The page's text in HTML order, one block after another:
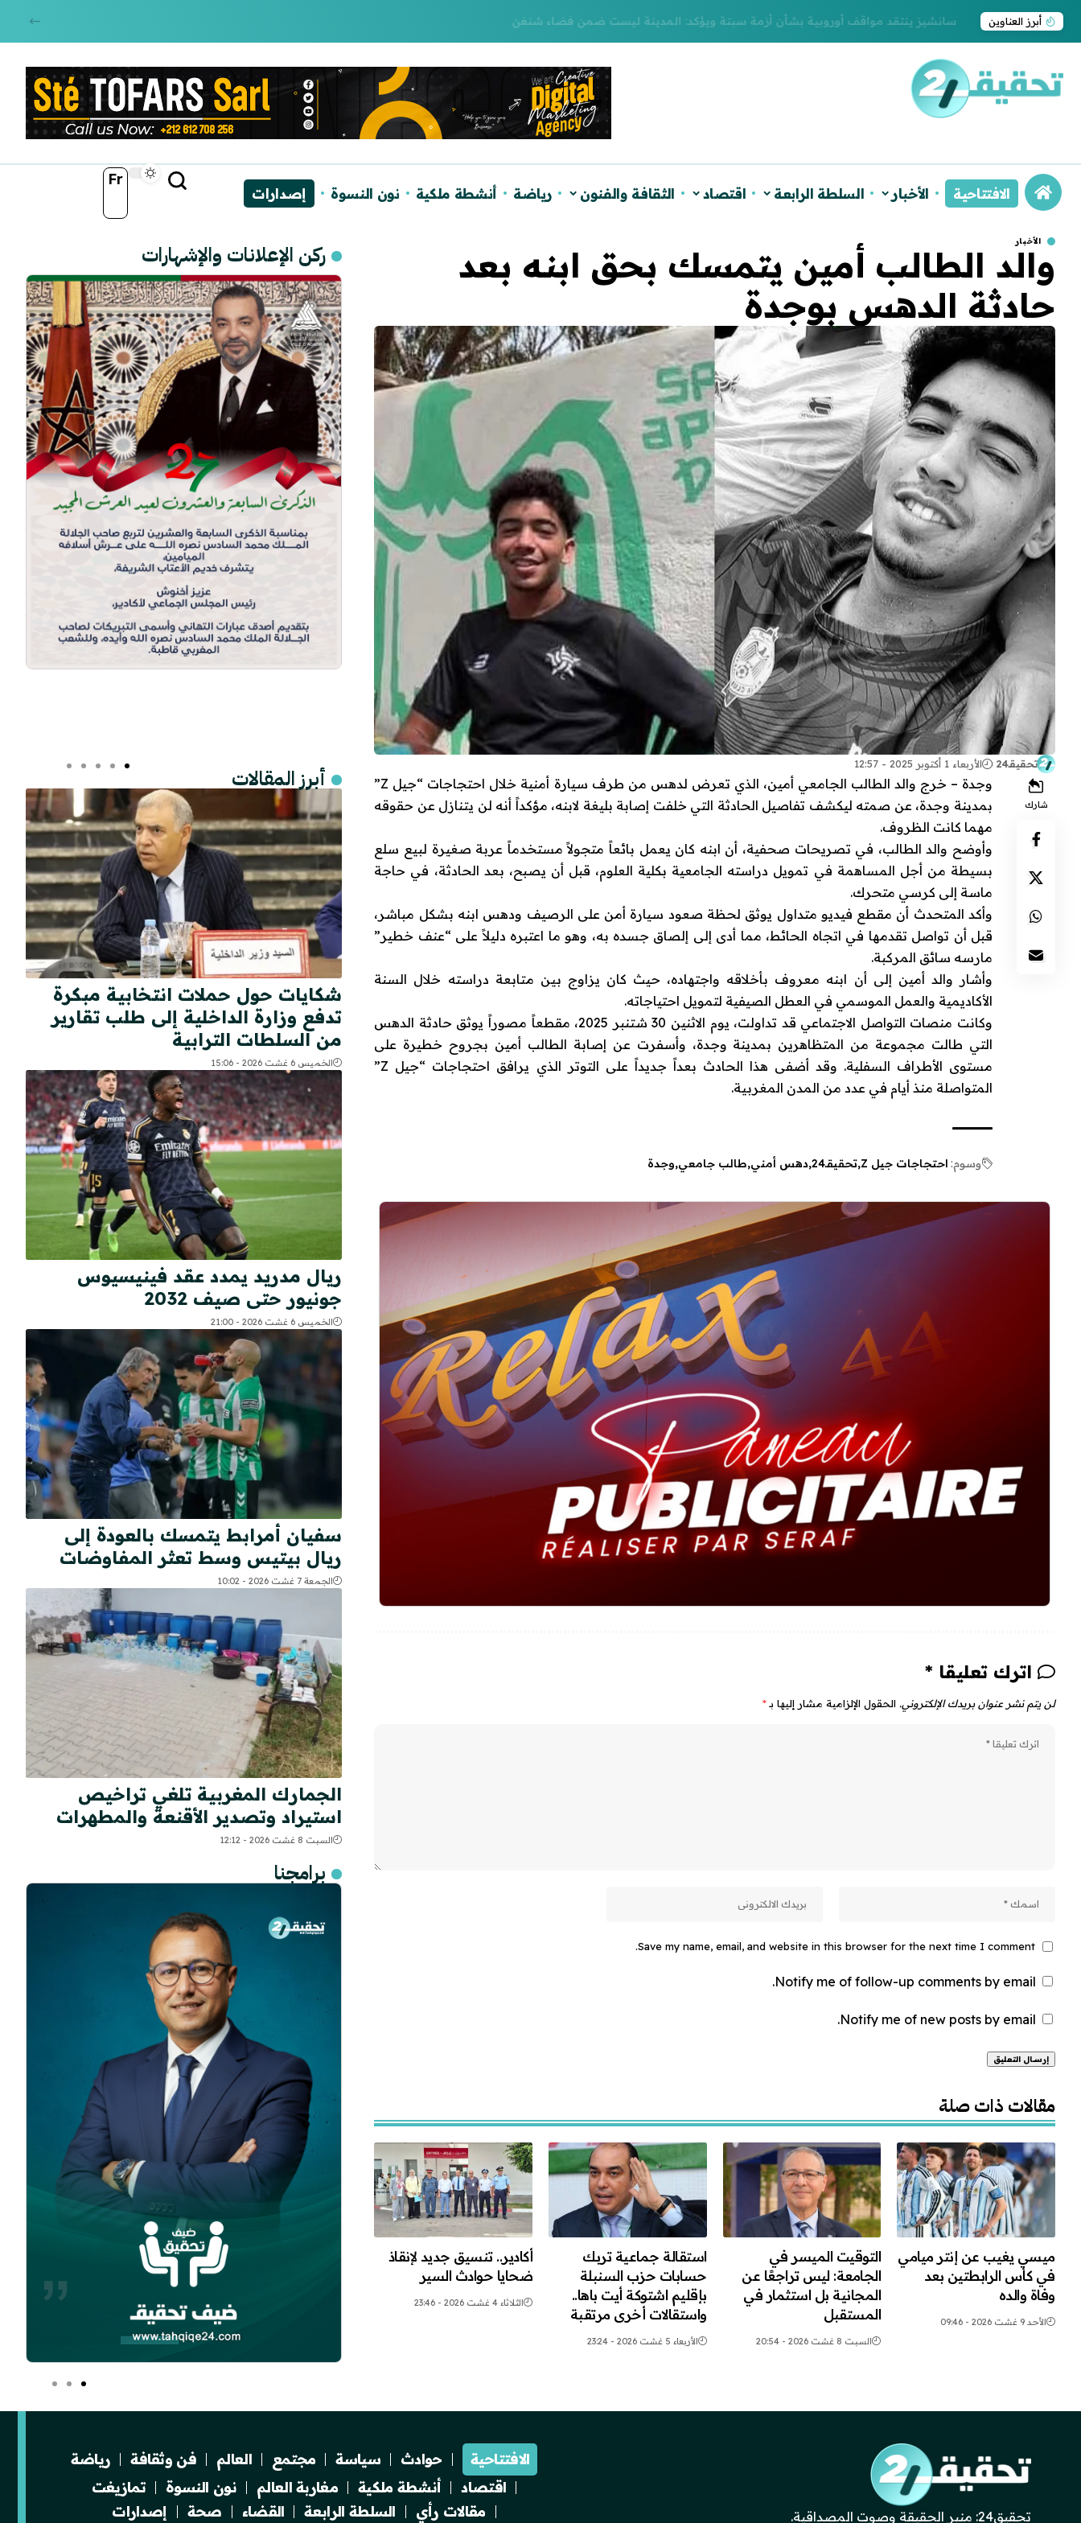
أبرز العناوين سانشيز ينتقد مواقف أوروبية بشأن أزمة سبتة ويؤكد: المدينة ليست ضمن فضاء شنغن
Fr
الافتتاحية الأخبار السلطة الرابعة اقتصاد الثقافة والفنون رياضة أنشطة ملكية نون النسوة إصدارات
الأخبار
والد الطالب أمين يتمسك بحق ابنه بعد
حادثة الدهس بوجدة
تحقيقـ24 الأربعاء 1 أكتوبر 2025 - 12:57
شارك
وجدة – خرج والد الطالب الجامعي أمين، الذي تعرض لدهس من طرف سيارة أمنية خلال احتجاجات “جيل Z”
بمدينة وجدة، عن صمته ليكشف تفاصيل الحادثة التي خلفت إصابة بليغة لابنه، مؤكداً أنه لن يتنازل عن حقوقه
مهما كانت الظروف.
وأوضح والد الطالب، في تصريحات صحفية، أن ابنه كان يعمل بائعاً متجولاً مستخدماً عربة صغيرة لبيع سلع
بسيطة من أجل المساهمة في تمويل دراسته الجامعية بكلية العلوم، قبل أن يصبح، بعد الحادثة، في حاجة
ماسة إلى كرسي متحرك.
وأكد المتحدث أن مقطع فيديو متداول يوثق لحظة صعود سيارة أمن على الرصيف ودهس ابنه بشكل مباشر،
قبل أن تواصل تقدمها في اتجاه الحائط، مما أدى إلى إلصاق جسده به، وهو ما اعتبره دليلاً على “عنف خطير”
مارسه سائق المركبة.
وأشار والد أمين إلى أن ابنه معروف بأخلاقه واجتهاده، حيث كان يزاوج بين متابعة دراسته خلال السنة
الأكاديمية والعمل الموسمي في العطل الصيفية لتمويل احتياجاته.
وكانت منصات التواصل الاجتماعي قد تداولت، يوم الاثنين 30 شتنبر 2025، مقطعاً مصوراً يوثق حادثة الدهس
التي طالت مجموعة من المتظاهرين بمدينة وجدة، وأسفرت عن إصابة الطالب أمين بجروح خطيرة على
مستوى الأطراف السفلية. وقد أضفى هذا الحادث بعداً جديداً على التوتر الذي يرافق احتجاجات “جيل Z”
المتواصلة منذ أيام في عدد من المدن المغربية.
وسوم: احتجاجات جيل Z تحقيقـ24 دهس أمني طالب جامعي وجدة
اترك تعليقا *
لن يتم نشر عنوان بريدك الإلكتروني. الحقول الإلزامية مشار إليها بـ*
Save my name, email, and website in this browser for the next time I comment.
Notify me of follow-up comments by email.
Notify me of new posts by email.
مقالات ذات صلة
ميسي يغيب عن إنتر ميامي
في كأس الرابطتين بعد
وفاة والده
الأحد 9 غشت 2026 - 09:46
التوقيت الميسر في
الجامعة: ليس تراجعًا عن
المجانية بل استثمار في
المستقبل
السبت 8 غشت 2026 - 20:54
استقالة جماعية تربك
حسابات حزب السنبلة
بإقليم اشتوكة أيت باها..
واستقالات أخرى مرتقبة
الأربعاء 5 غشت 2026 - 23:24
أكادير.. تنسيق جديد لإنقاذ
ضحايا حوادث السير
الثلاثاء 4 غشت 2026 - 23:46
ركن الإعلانات والإشهارات
أبرز المقالات
شكايات حول حملات انتخابية مبكرة
تدفع وزارة الداخلية إلى طلب تقارير
من السلطات الترابية
الخميس 6 غشت 2026 - 15:06
ريال مدريد يمدد عقد فينيسيوس
جونيور حتى صيف 2032
الخميس 6 غشت 2026 - 21:00
سفيان أمرابط يتمسك بالعودة إلى
ريال بيتيس وسط تعثر المفاوضات
الجمعة 7 غشت 2026 - 10:02
الجمارك المغربية تلغي تراخيص
استيراد وتصدير الأقنعة والمطهرات
السبت 8 غشت 2026 - 12:12
برامجنا
تحقيق24: منبر الحقيقة وصوت المصداقية.
الافتتاحية حوادث سياسة مجتمع العالم فن وثقافة
رياضة
اقتصاد
أنشطة ملكية مغاربة العالم نون النسوة
تمازيغت
مقالات رأي
السلطة الرابعة القضاء صحة إصدارات